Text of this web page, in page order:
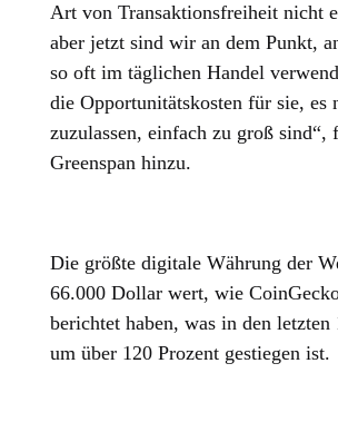
Art von Transaktionsfreiheit nicht
aber jetzt sind wir an dem Punkt,
so oft im täglichen Handel
die Opportunitätskosten für sie, es
zuzulassen, einfach zu groß sind“,
Greenspan hinzu.
Die größte digitale Währung der
66.000 Dollar wert, wie
berichtet haben, was in den letzten
um über 120 Prozent gestiegen ist.